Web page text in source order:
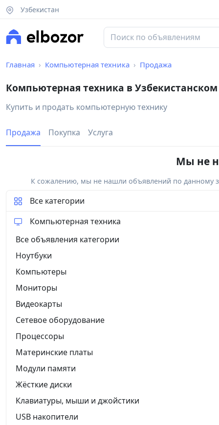
Узбекистан
Главная Компьютерная техника Продажа
Компьютерная техника в
Купить и продать компьютерную технику
Продажа Покупка Услуга
Мы не
К сожалению, мы не нашли объявлений по данному
Все категории
Компьютерная техника
Все объявления категории
Ноутбуки
Компьютеры
Мониторы
Видеокарты
Сетевое оборудование
Процессоры
Материнские платы
Модули памяти
Жёсткие диски
Клавиатуры, мыши и джойстики
USB накопители